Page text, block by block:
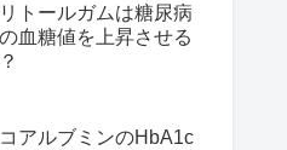
トールガムは糖尿病
血糖値を上昇させる
アルブミンのHbA1c